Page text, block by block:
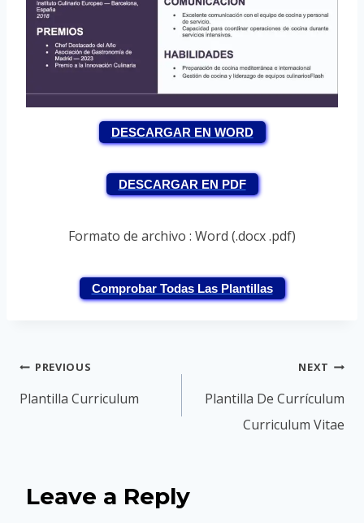
DESCARGAR EN WORD
DESCARGAR EN PDF
Formato de archivo : Word (.docx .pdf)
Comprobar Todas Las Plantillas
Post
navigation
PREVIOUS
Plantilla Curriculum
NEXT
Plantilla De Currículum
Curriculum Vitae
Leave a Reply